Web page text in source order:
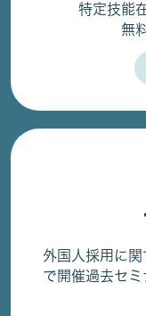
特定技能
無
外国人採用に
で開催過去セミ